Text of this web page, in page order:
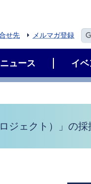
せ先 メルマガ登録
ニュース イベ
ジェクト）」の採